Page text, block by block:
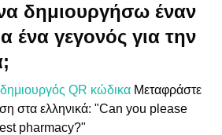
δημιουργήσω έναν
ένα γεγονός για την
QR κώδικα Μεταφράστε
στα ελληνικά: "Can you please
pharmacy?"